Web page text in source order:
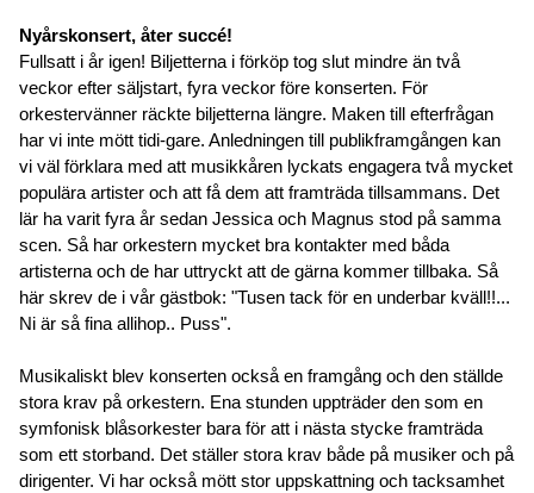
Nyårskonsert, åter succé!
Fullsatt i år igen! Biljetterna i förköp tog slut mindre än två
veckor efter säljstart, fyra veckor före konserten. För
orkestervänner räckte biljetterna längre. Maken till efterfrågan
har vi inte mött tidi-gare. Anledningen till publikframgången kan
vi väl förklara med att musikkåren lyckats engagera två mycket
populära artister och att få dem att framträda tillsammans. Det
lär ha varit fyra år sedan Jessica och Magnus stod på samma
scen. Så har orkestern mycket bra kontakter med båda
artisterna och de har uttryckt att de gärna kommer tillbaka. Så
här skrev de i vår gästbok: "Tusen tack för en underbar kväll!!...
Ni är så fina allihop.. Puss".
Musikaliskt blev konserten också en framgång och den ställde
stora krav på orkestern. Ena stunden uppträder den som en
symfonisk blåsorkester bara för att i nästa stycke framträda
som ett storband. Det ställer stora krav både på musiker och på
dirigenter. Vi har också mött stor uppskattning och tacksamhet